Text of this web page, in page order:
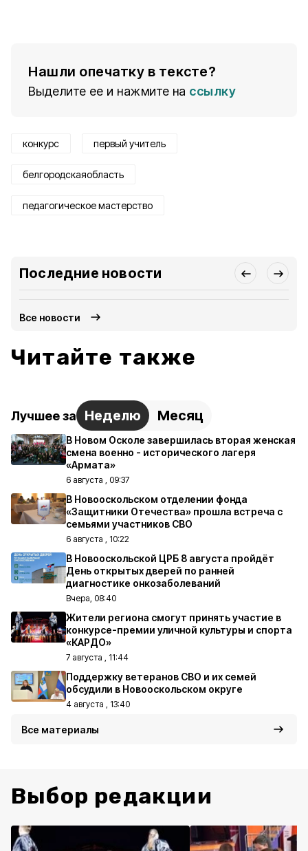
Нашли опечатку в тексте?
Выделите ее и нажмите на ссылку
конкурс первый учитель
белгородскаяобласть
педагогическое мастерство
Последние новости
Все новости
Читайте также
Лучшее за Неделю Месяц
В Новом Осколе завершилась вторая женская
смена военно - исторического лагеря
«Армата»
6 августа , 09:37
В Новооскольском отделении фонда
«Защитники Отечества» прошла встреча с
семьями участников СВО
6 августа , 10:22
В Новооскольской ЦРБ 8 августа пройдёт
День открытых дверей по ранней
диагностике онкозаболеваний
Вчера, 08:40
Жители региона смогут принять участие в
конкурсе-премии уличной культуры и спорта
«КАРДО»
7 августа , 11:44
Поддержку ветеранов СВО и их семей
обсудили в Новооскольском округе
4 августа , 13:40
Все материалы
Выбор редакции